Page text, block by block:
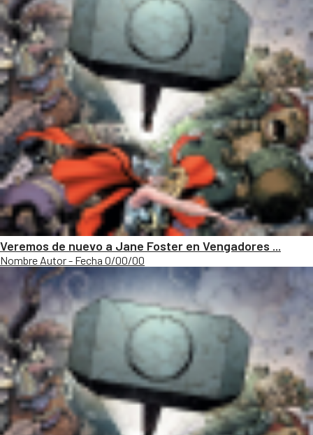
Veremos de nuevo a Jane Foster en Vengadores ...
Nombre Autor - Fecha 0/00/00